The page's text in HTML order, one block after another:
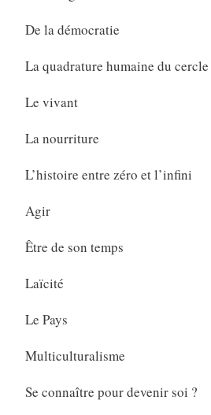
De la démocratie
La quadrature humaine du
Le vivant
La nourriture
L’histoire entre zéro et l’infini
Agir
Être de son temps
Laïcité
Le Pays
Multiculturalisme
Se connaître pour devenir soi ?